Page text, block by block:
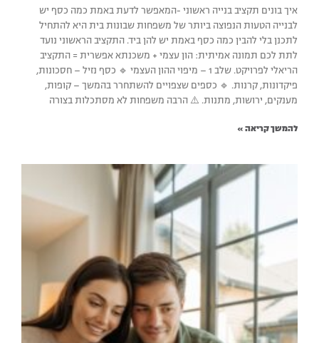
איך בונים תקציב בנייה ראשוני -המאפשר לדעת באמת כמה כסף יש
לבנייה הטעות הנפוצה ביותר של משפחות שבונות בית היא להתחיל
לתכנן בלי להבין כמה כסף באמת יש להן ביד. התקציב הראשוני נועד
לתת לכם תמונה אמיתית: הון עצמי + משכנתא אפשרית = התקציב
הריאלי לפרויקט. שלב 1 – מיפוי ההון העצמי 🔹 כסף נזיל – חסכונות,
פיקדונות, קרנות. 🔹 כספים שצפויים להשתחרר בהמשך – קופות,
מענקים, ירושות, מתנות. ⚠️ הרבה משפחות לא מסתכלות בצורה
להמשך קריאה »